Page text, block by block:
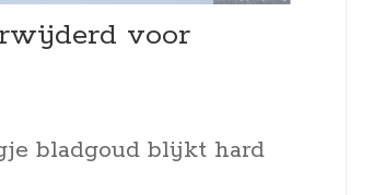
voor
bladgoud blijkt hard